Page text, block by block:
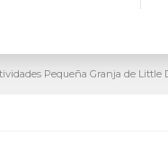
Pequeña Granja de Little